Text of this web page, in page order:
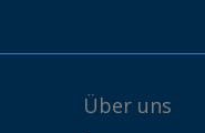
Über uns